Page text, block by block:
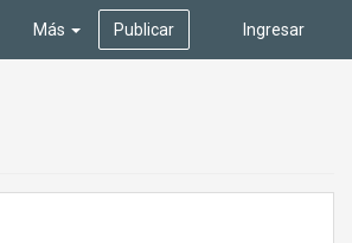
Ingresar
Más Publicar